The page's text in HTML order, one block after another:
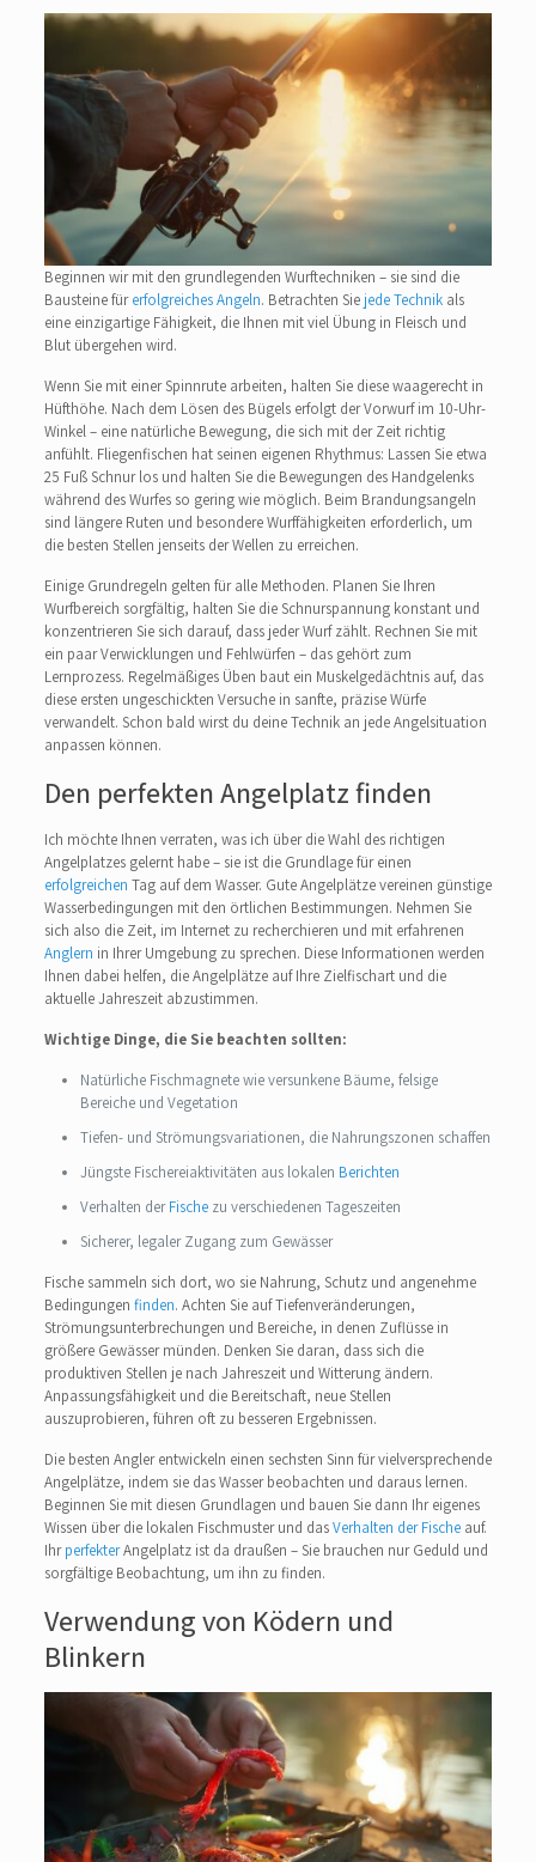
Beginnen wir mit den grundlegenden Wurftechniken – sie sind die
Bausteine fürerfolgreiches Angeln. Betrachten Sie jede Technikals
eine einzigartige Fähigkeit, die Ihnen mit viel Übung in Fleisch und
Blut übergehen wird.
Wenn Sie mit einer Spinnrute arbeiten, halten Sie diese waagerecht in
Hüfthöhe. Nach dem Lösen des Bügels erfolgt der Vorwurf im 10-Uhr-
Winkel – eine natürliche Bewegung, die sich mit der Zeit richtig
anfühlt. Fliegenfischen hat seinen eigenen Rhythmus: Lassen Sie etwa
25 Fuß Schnur los und halten Sie die Bewegungen des Handgelenks
während des Wurfes so gering wie möglich. Beim Brandungsangeln
sind längere Ruten und besondere Wurffähigkeiten erforderlich, um
die besten Stellen jenseits der Wellen zu erreichen.
Einige Grundregeln gelten für alle Methoden. Planen Sie Ihren
Wurfbereich sorgfältig, halten Sie die Schnurspannung konstant und
konzentrieren Sie sich darauf, dass jeder Wurf zählt. Rechnen Sie mit
ein paar Verwicklungen und Fehlwürfen – das gehört zum
Lernprozess. Regelmäßiges Üben baut ein Muskelgedächtnis auf, das
diese ersten ungeschickten Versuche in sanfte, präzise Würfe
verwandelt. Schon bald wirst du deine Technik an jede Angelsituation
anpassen können.
Den perfekten Angelplatz finden
Ich möchte Ihnen verraten, was ich über die Wahl des richtigen
Angelplatzes gelernt habe – sie ist die Grundlage für einen
erfolgreichen Tag auf dem Wasser. Gute Angelplätze vereinen günstige
Wasserbedingungen mit den örtlichen Bestimmungen. Nehmen Sie
sich also die Zeit, im Internet zu recherchieren und mit erfahrenen
Anglern in Ihrer Umgebung zu sprechen. Diese Informationen werden
Ihnen dabei helfen, die Angelplätze auf Ihre Zielfischart und die
aktuelle Jahreszeit abzustimmen.
Wichtige Dinge, die Sie beachten sollten:
Natürliche Fischmagnete wie versunkene Bäume, felsige
Bereiche und Vegetation
Tiefen- und Strömungsvariationen, die Nahrungszonen schaffen
Jüngste Fischereiaktivitäten aus lokalen Berichten
Verhalten derFischezu verschiedenen Tageszeiten
Sicherer, legaler Zugang zum Gewässer
Fische sammeln sich dort, wo sie Nahrung, Schutz und angenehme
Bedingungen finden. Achten Sie auf Tiefenveränderungen,
Strömungsunterbrechungen und Bereiche, in denen Zuflüsse in
größere Gewässer münden. Denken Sie daran, dass sich die
produktiven Stellen je nach Jahreszeit und Witterung ändern.
Anpassungsfähigkeit und die Bereitschaft, neue Stellen
auszuprobieren, führen oft zu besseren Ergebnissen.
Die besten Angler entwickeln einen sechsten Sinn für vielversprechende
Angelplätze, indem sie das Wasser beobachten und daraus lernen.
Beginnen Sie mit diesen Grundlagen und bauen Sie dann Ihr eigenes
Wissen über die lokalen Fischmuster und dasVerhalten der Fischeauf.
IhrperfekterAngelplatz ist da draußen – Sie brauchen nur Geduld und
sorgfältige Beobachtung, um ihn zu finden.
Verwendung von Ködern und
Blinkern